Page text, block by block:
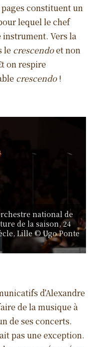
constituent un
lequel le chef
Vers la
le crescendoet non
on respire
crescendo !
national de
de la saison, 24
Lille © Ugo Ponte
d’Alexandre
de la musique à
de ses concerts.
pas une exception.